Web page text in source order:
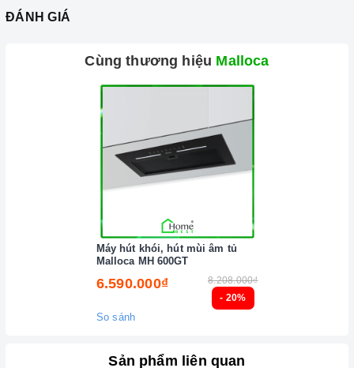
ĐÁNH GIÁ
Cùng thương hiệu Malloca
- 20%
Máy hút khói, hút mùi âm tủ
Malloca MH 600GT
6.590.000₫ 8.208.000₫
So sánh
Sản phẩm liên quan